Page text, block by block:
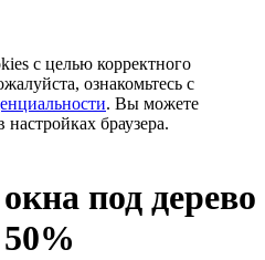
с целью корректного
ознакомьтесь с
. Вы можете
настройках браузера.
под дерево